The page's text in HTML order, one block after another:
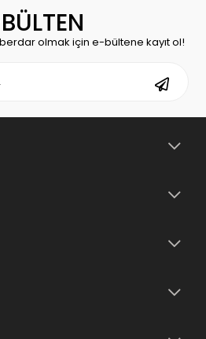
olmak için e-bültene kayıt ol!